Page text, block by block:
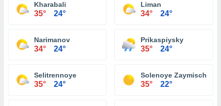
Kharabali
35° 24°
Liman
34° 24°
Narimanov
34° 24°
Prikaspiysky
35° 24°
Selitrennoye
35° 24°
Solenoye Zaymische
35° 22°